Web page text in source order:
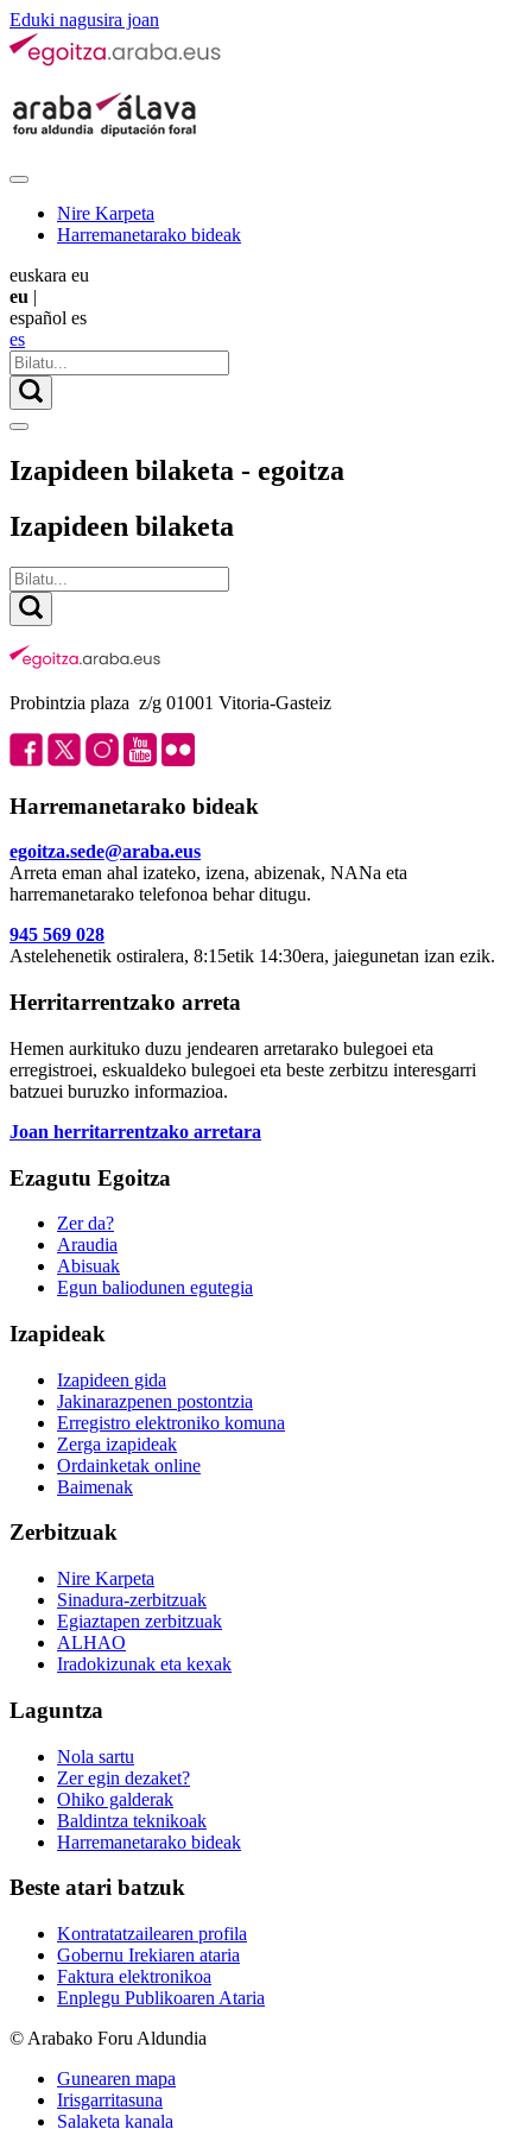
Eduki nagusira joan
Nire Karpeta
Harremanetarako bideak
euskara eu
eu |
español es
es
Izapideen bilaketa - egoitza
Izapideen bilaketa
Probintzia plaza z/g 01001 Vitoria-Gasteiz
Harremanetarako bideak
egoitza.sede@araba.eus
Arreta eman ahal izateko, izena, abizenak, NANa eta
harremanetarako telefonoa behar ditugu.
945 569 028
Astelehenetik ostiralera, 8:15etik 14:30era, jaiegunetan izan ezik.
Herritarrentzako arreta
Hemen aurkituko duzu jendearen arretarako bulegoei eta
erregistroei, eskualdeko bulegoei eta beste zerbitzu interesgarri
batzuei buruzko informazioa.
Joan herritarrentzako arretara
Ezagutu Egoitza
Zer da?
Araudia
Abisuak
Egun baliodunen egutegia
Izapideak
Izapideen gida
Jakinarazpenen postontzia
Erregistro elektroniko komuna
Zerga izapideak
Ordainketak online
Baimenak
Zerbitzuak
Nire Karpeta
Sinadura-zerbitzuak
Egiaztapen zerbitzuak
ALHAO
Iradokizunak eta kexak
Laguntza
Nola sartu
Zer egin dezaket?
Ohiko galderak
Baldintza teknikoak
Harremanetarako bideak
Beste atari batzuk
Kontratatzailearen profila
Gobernu Irekiaren ataria
Faktura elektronikoa
Enplegu Publikoaren Ataria
© Arabako Foru Aldundia
Gunearen mapa
Irisgarritasuna
Salaketa kanala